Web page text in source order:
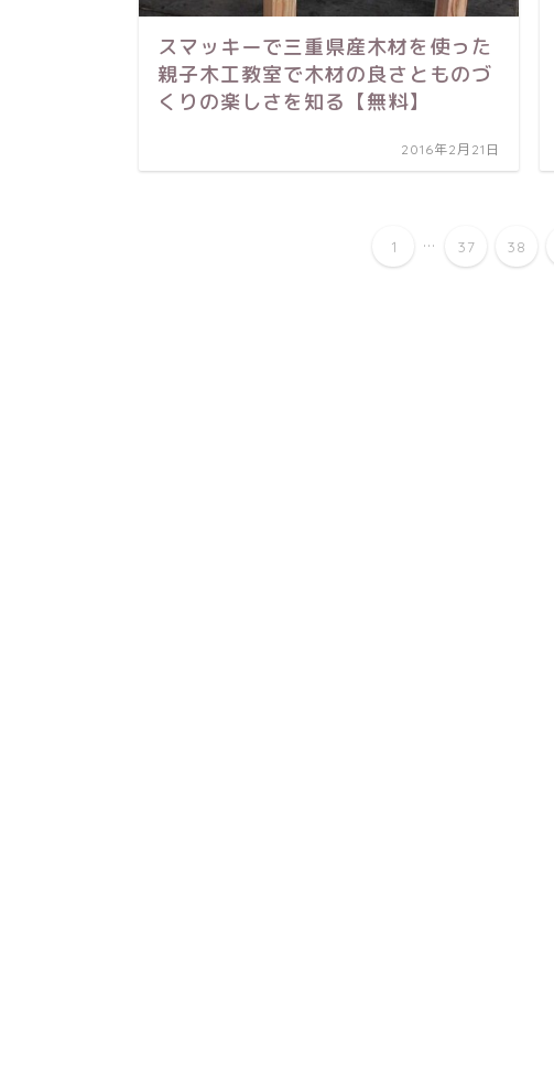
スマッキーで三重県産木材を使った
親子木工教室で木材の良さとものづ
くりの楽しさを知る【無料】
2016年2月21日
1 ... 37 38